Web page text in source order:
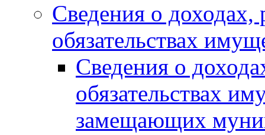
Сведения о доходах,
обязательствах
Сведения о
обязательствах
замещающих